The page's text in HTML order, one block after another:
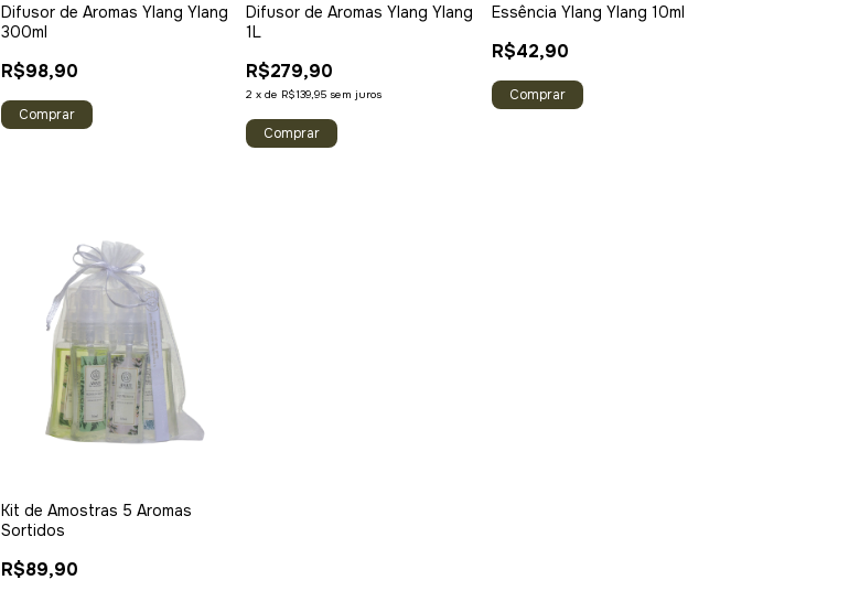
Difusor de Aromas Ylang Ylang
300ml
R$98,90
Comprar
Difusor de Aromas Ylang Ylang
1L
R$279,90
2 xde R$139,95 sem juros
Essência Ylang Ylang 10ml
R$42,90
Kit de Amostras 5 Aromas
Sortidos
R$89,90